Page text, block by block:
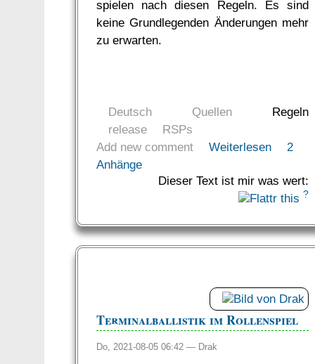
spielen nach diesen Regeln. Es sind
keine Grundlegenden Änderungen mehr
zu erwarten.
Deutsch Quellen
Regeln
release
RSPs
Add new comment
Weiterlesen
2
Anhänge
Dieser Text ist mir was wert:
?
Terminalballistik im Rollenspiel
Do, 2021-08-05 06:42 — Drak